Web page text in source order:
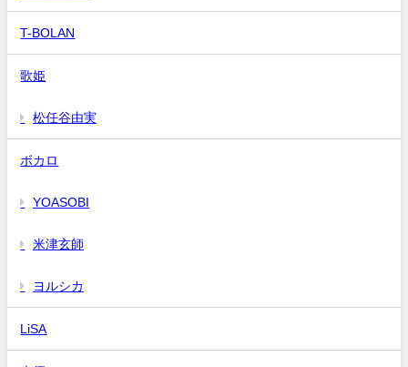
T-BOLAN
歌姫
松任谷由実
ボカロ
YOASOBI
米津玄師
ヨルシカ
LiSA